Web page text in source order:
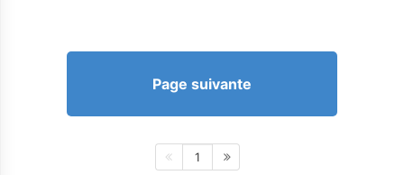
Page suivante
1